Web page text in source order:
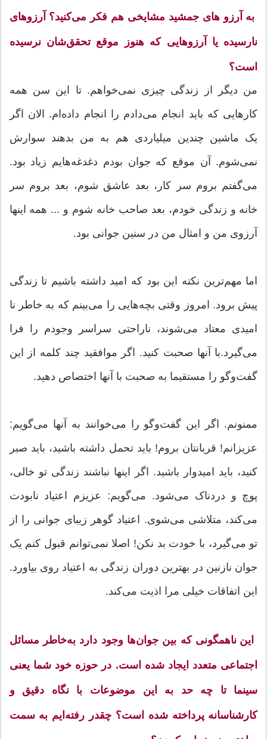
به آرزو ‌های جمشید مشایخی هم فکر می‌کنید؟ آرزوهای
نارسیده یا آرزو‌هایی که هنوز موقع تحقق‌شان نرسیده
است؟
من دیگر از زندگی چیزی نمی‌خواهم. تا این سن همه
کارهایی که باید انجام می‌دادم را انجام داده‌ام. الان اگر
یک ماشین چندین میلیاردی هم به من بدهند سوارش
نمی‌شوم. آن موقع که جوان بودم دغدغه‌هایم زیاد بود.
می‌گفتم بروم سر کار، بعد عاشق شوم، بعد بروم سر
خانه و زندگی خودم، بعد صاحب خانه شوم و ... همه اینها
آرزوی من و امثال من در سنین جوانی بود.
اما مهم‌ترین نکته این بود که امید داشته باشیم تا زندگی
پیش برود. امروز وقتی بچه‌هایی را می‌بینم که به خاطر نا
امیدی معتاد می‌شوند، ناراحتی سراسر وجودم را فرا
می‌گیرد.با آنها صحبت کنید. اگر موافقید چند کلمه از این
گفت‌و‌گو را مستقیما به صحبت با آنها اختصاص دهید.
ممنونم. اگر این گفت‌وگو را می‌خوانند به‌ آنها می‌گویم:
عزیزانم! قربانتان بروم! باید تحمل داشته باشید، باید صبر
کنید، باید امیدوار باشید. اگر اینها نباشند زندگی تو خالی،
پوچ و دردناک می‌شود. می‌گویم: عزیزم اعتیاد نابودت
می‌کند، متلاشی می‌شوی. اعتیاد گوهر زیبای جوانی را از
تو می‌گیرد، با خودت بد نکن! اصلا نمی‌توانم قبول کنم یک
جوان نازنین در بهترین دوران زندگی به اعتیاد روی بیاورد.
این اتفاقات خیلی مرا اذیت می‌کند.
این ناهمگونی که بین جوان‌ها وجود دارد به‌خاطر مسائل
اجتماعی متعدد ایجاد شده است. در حوزه خود شما یعنی
سینما تا چه حد به این موضوعات با نگاه دقیق و
کارشناسانه پرداخته شده است؟ چقدر رفته‌ایم به سمت